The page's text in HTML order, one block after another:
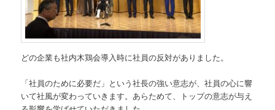
どの企業も社内木鶏会導入時に社員の反対がありました。
「社員のために必要だ」という社長の強い意志が、社員の心に響
いて社風が変わっていきます。あらためて、トップの意志が与え